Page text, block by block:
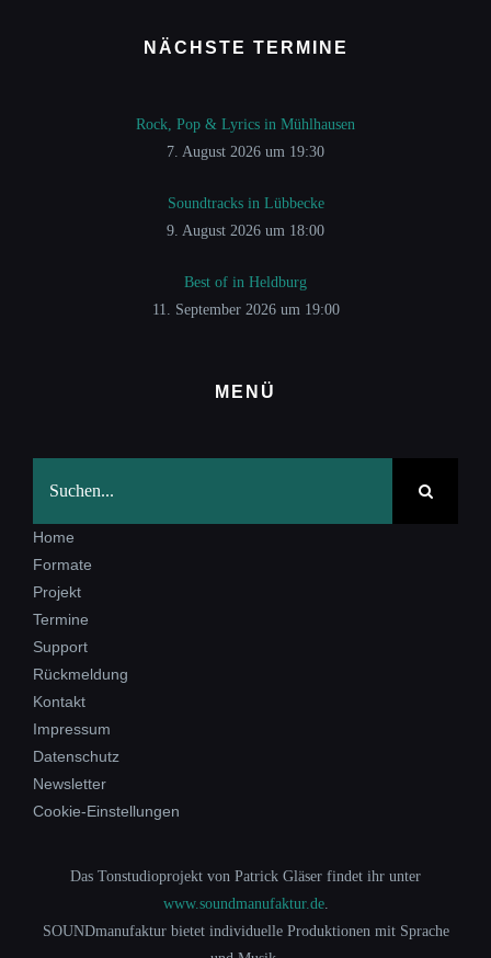
NÄCHSTE TERMINE
Rock, Pop & Lyrics in Mühlhausen
7. August 2026 um 19:30
Soundtracks in Lübbecke
9. August 2026 um 18:00
Best of in Heldburg
11. September 2026 um 19:00
MENÜ
nach:
Home
Formate
Projekt
Termine
Support
Rückmeldung
Kontakt
Impressum
Datenschutz
Newsletter
Cookie-Einstellungen
Das Tonstudioprojekt von Patrick Gläser findet ihr unter
www.soundmanufaktur.de.
SOUNDmanufaktur bietet individuelle Produktionen mit Sprache